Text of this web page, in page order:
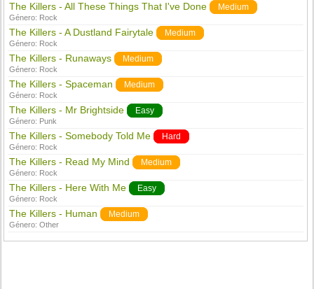
The Killers - All These Things That I've Done Medium
Género: Rock
The Killers - A Dustland Fairytale Medium
Género: Rock
The Killers - Runaways Medium
Género: Rock
The Killers - Spaceman Medium
Género: Rock
The Killers - Mr Brightside Easy
Género: Punk
The Killers - Somebody Told Me Hard
Género: Rock
The Killers - Read My Mind Medium
Género: Rock
The Killers - Here With Me Easy
Género: Rock
The Killers - Human Medium
Género:Other